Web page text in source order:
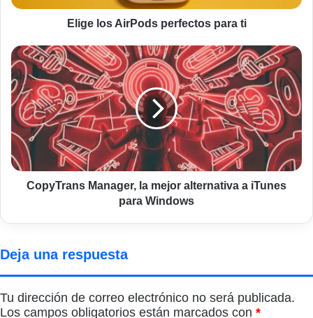
Elige los AirPods perfectos para ti
CopyTrans
Manager,
la
mejor
alternativa
a
iTunes
para
Windows
CopyTrans Manager, la mejor alternativa a iTunes
para Windows
Deja una respuesta
Tu dirección de correo electrónico no será publicada.
Los campos obligatorios están marcados con *